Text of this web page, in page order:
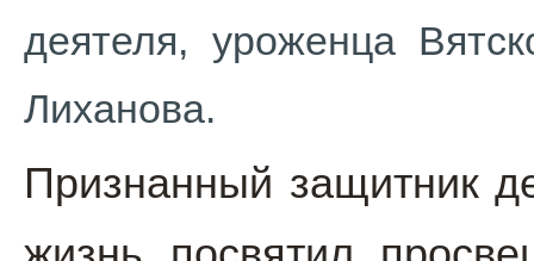
деятеля, уроженца
Лиханова.
Признанный защитник